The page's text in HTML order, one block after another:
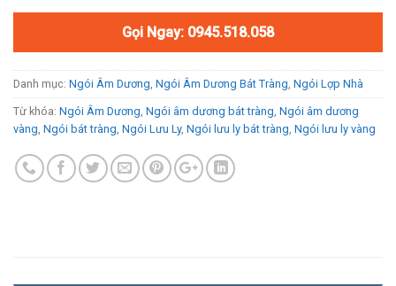
Gọi Ngay: 0945.518.058
Danh mục: Ngói Âm Dương Ngói Âm Dương Bát Tràng Ngói Lợp Nhà
Từ khóa: Ngói Âm Dương Ngói âm dương bát tràng Ngói âm dương
vàng Ngói bát tràng Ngói Lưu Ly, Ngói lưu ly bát tràng Ngói lưu ly vàng